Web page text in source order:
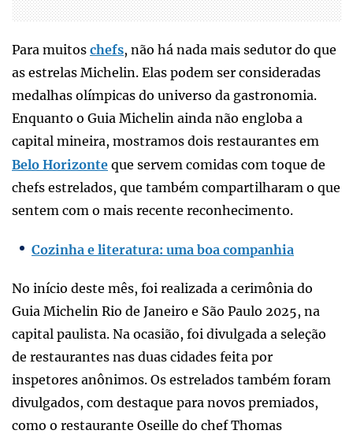
Para muitos chefs, não há nada mais sedutor do que
as estrelas Michelin. Elas podem ser consideradas
medalhas olímpicas do universo da gastronomia.
Enquanto o Guia Michelin ainda não engloba a
capital mineira, mostramos dois restaurantes em
Belo Horizonte que servem comidas com toque de
chefs estrelados, que também compartilharam o que
sentem com o mais recente reconhecimento.
Cozinha e literatura: uma boa companhia
No início deste mês, foi realizada a cerimônia do
Guia Michelin Rio de Janeiro e São Paulo 2025, na
capital paulista. Na ocasião, foi divulgada a seleção
de restaurantes nas duas cidades feita por
inspetores anônimos. Os estrelados também foram
divulgados, com destaque para novos premiados,
como o restaurante Oseille do chef Thomas